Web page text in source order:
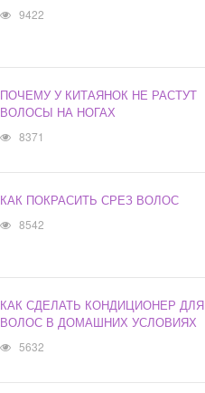
9422
ПОЧЕМУ У КИТАЯНОК НЕ РАСТУТ
ВОЛОСЫ НА НОГАХ
8371
КАК ПОКРАСИТЬ СРЕЗ ВОЛОС
8542
КАК СДЕЛАТЬ КОНДИЦИОНЕР ДЛЯ
ВОЛОС В ДОМАШНИХ УСЛОВИЯХ
5632